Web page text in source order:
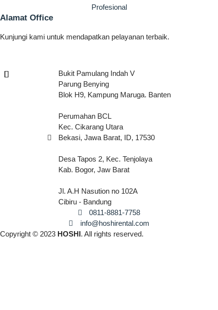
Profesional
Alamat Office
Kunjungi kami untuk mendapatkan pelayanan terbaik.
Bukit Pamulang Indah V
Parung Benying
Blok H9, Kampung Maruga. Banten
Perumahan BCL
Kec. Cikarang Utara
Bekasi, Jawa Barat, ID, 17530
Desa Tapos 2, Kec. Tenjolaya
Kab. Bogor, Jaw Barat
Jl. A.H Nasution no 102A
Cibiru - Bandung
0811-8881-7758
info@hoshirental.com
Copyright © 2023 HOSHI. All rights reserved.